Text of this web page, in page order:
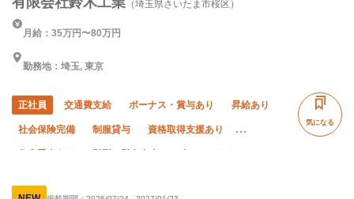
（埼玉県さいたま市桜区）
月給：35万円〜80万円
勤務地：埼玉, 東京
正社員 交通費支給 ボーナス・賞与あり 昇給あり
社会保険完備 制服貸与 資格取得支援あり
住宅手当あり 髪型・髪色自由 ピアス・ネイルOK
気になる